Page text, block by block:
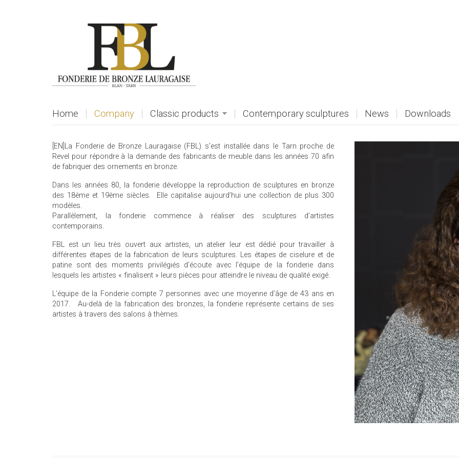
Home Company Classic products Contemporary sculptures News Downloads
[EN]La Fonderie de Bronze Lauragaise (FBL) s’est installée dans le Tarn proche de
Revel pour répondre à la demande des fabricants de meuble dans les années 70 afin
de fabriquer des ornements en bronze.
Dans les années 80, la fonderie développe la reproduction de sculptures en bronze
des 18ème et 19ème siècles. Elle capitalise aujourd’hui une collection de plus 300
modèles.
Parallèlement, la fonderie commence à réaliser des sculptures d’artistes
contemporains.
FBL est un lieu très ouvert aux artistes, un atelier leur est dédié pour travailler à
différentes étapes de la fabrication de leurs sculptures. Les étapes de ciselure et de
patine sont des moments privilégiés d’écoute avec l’équipe de la fonderie dans
lesquels les artistes « finalisent » leurs pièces pour atteindre le niveau de qualité exigé.
L’équipe de la Fonderie compte 7 personnes avec une moyenne d’âge de 43 ans en
2017. Au-delà de la fabrication des bronzes, la fonderie représente certains de ses
artistes à travers des salons à thèmes.